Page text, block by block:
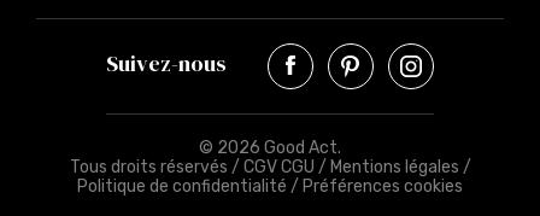
Suivez-nous
© 2026 Good Act.
Tous droits réservés / CGV CGU / Mentions légales /
Politique de confidentialité / Préférences cookies